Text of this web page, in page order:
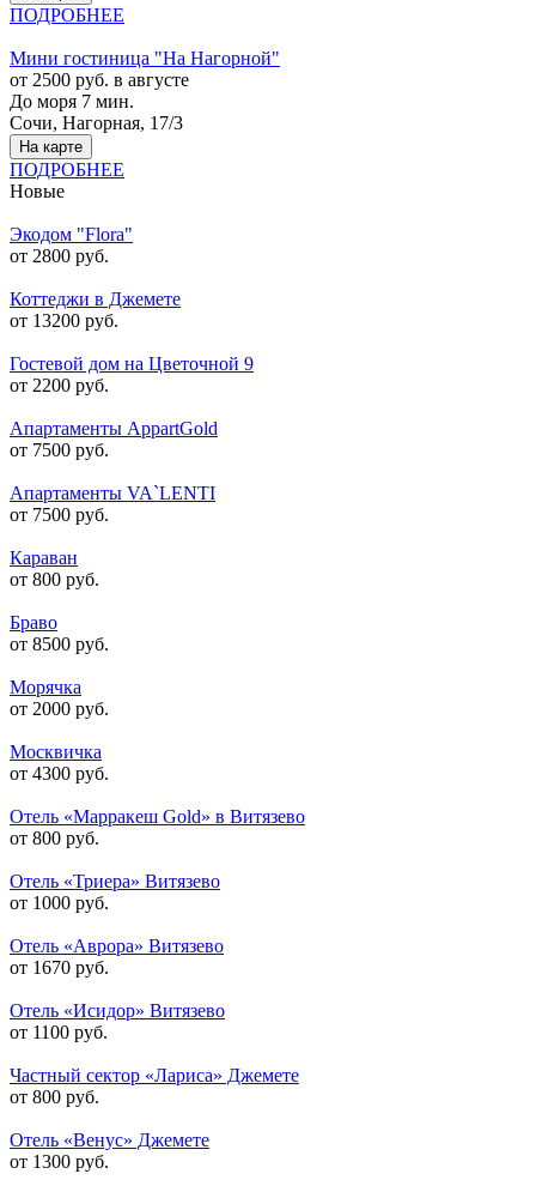
ПОДРОБНЕЕ
Мини гостиница "На Нагорной"
от 2500 руб. в августе
До моря 7 мин.
Сочи, Нагорная, 17/3
На карте
ПОДРОБНЕЕ
Новые
Экодом "Flora"
от 2800 руб.
Коттеджи в Джемете
от 13200 руб.
Гостевой дом на Цветочной 9
от 2200 руб.
Апартаменты AppartGold
от 7500 руб.
Апартаменты VA`LENTI
от 7500 руб.
Караван
от 800 руб.
Браво
от 8500 руб.
Морячка
от 2000 руб.
Москвичка
от 4300 руб.
Отель «Марракеш Gold» в Витязево
от 800 руб.
Отель «Триера» Витязево
от 1000 руб.
Отель «Аврора» Витязево
от 1670 руб.
Отель «Исидор» Витязево
от 1100 руб.
Частный сектор «Лариса» Джемете
от 800 руб.
Отель «Венус» Джемете
от 1300 руб.